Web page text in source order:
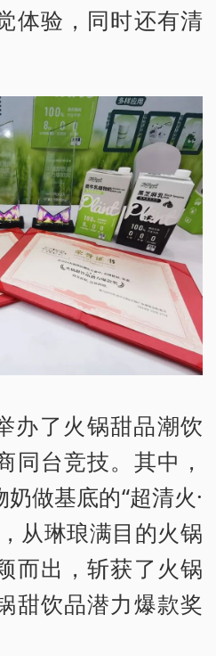
体验，同时还有清
办了火锅甜品潮饮
同台竞技。其中，
做基底的“超清火·
从琳琅满目的火锅
而出，斩获了火锅
甜饮品潜力爆款奖